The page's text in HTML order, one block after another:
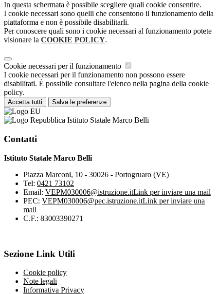
In questa schermata è possibile scegliere quali cookie consentire.
I cookie necessari sono quelli che consentono il funzionamento della
piattaforma e non è possibile disabilitarli.
Per conoscere quali sono i cookie necessari al funzionamento potete
visionare la COOKIE POLICY.
Cookie necessari per il funzionamento
I cookie necessari per il funzionamento non possono essere
disabilitati. È possibile consultare l'elenco nella pagina della cookie
policy.
Accetta tutti Salva le preferenze
Istituto Statale Marco Belli
Contatti
Istituto Statale Marco Belli
Piazza Marconi, 10 - 30026 - Portogruaro (VE)
Tel: 0421 73102
Email: VEPM030006@istruzione.itLink per inviare una mail
PEC: VEPM030006@pec.istruzione.itLink per inviare una
mail
C.F.: 83003390271
Sezione Link Utili
Cookie policy
Note legali
Informativa Privacy